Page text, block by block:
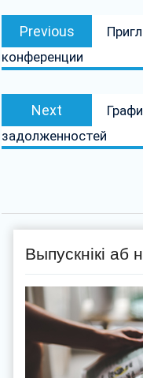
Навігацыя
запісах
Previous
post:
конференции
Next
Next
post:
задолженностей
Выпускнікі аб